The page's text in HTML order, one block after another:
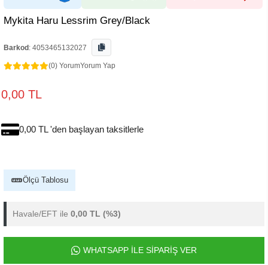
Mykita Haru Lessrim Grey/Black
Barkod : 4053465132027
(0) YorumYorum Yap
0,00 TL
0,00 TL 'den başlayan taksitlerle
Ölçü Tablosu
Havale/EFT ile 0,00 TL (%3)
WHATSAPP İLE SİPARİŞ VER